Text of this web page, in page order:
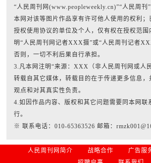
“人民周刊网(www.peopleweekly.cn)”“人民周刊
本网对该等图片作品享有许可他人使用的权利
授权使用协议的单位及个人，仅有权在授权范
明“人民周刊网记者XXX摄”或“人民周刊记者
否则，一切不利后果自行承担。
3.凡本网注明“来源：XXX（非人民周刊网或人
转载自其它媒体，转载目的在于传递更多信息
观点和对其真实性负责。
4.如因作品内容、版权和其它问题需要同本网联
行。
※ 联系电话：010-65363526 邮箱：
人民周刊网简介 战略合作 广告服